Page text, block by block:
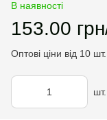
В наявності
153.00
Оптові ціни від 10 шт.
шт.